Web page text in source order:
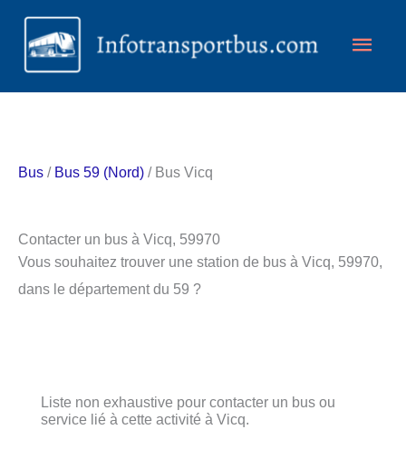
Aller
contenu
Bus / Bus 59 (Nord) / Bus Vicq
Contacter un bus à Vicq, 59970
Vous souhaitez trouver une station de bus à Vicq, 59970,
dans le département du 59 ?
Liste non exhaustive pour contacter un bus ou
service lié à cette activité à Vicq.